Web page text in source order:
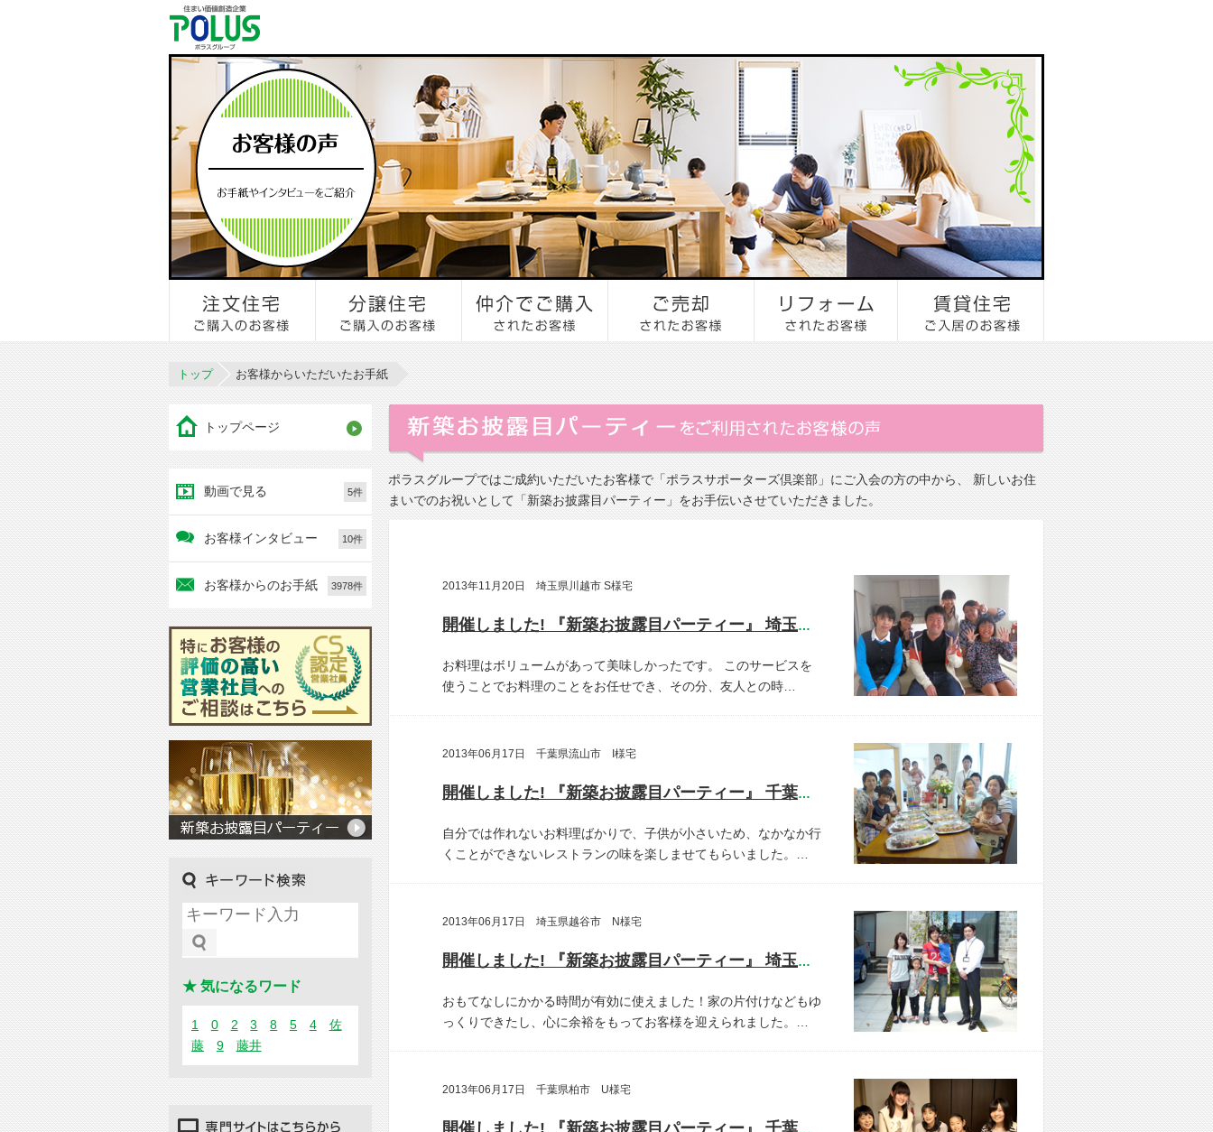
トップ お客様からいただいたお手紙
ポラスグループではご成約いただいたお客様で「ポラスサポーターズ倶楽部」にご入会の方の中から、 新しいお住
まいでのお祝いとして「新築お披露目パーティー」をお手伝いさせていただきました。
2013年11月20日 埼玉県川越市 S様宅
開催しました! 『新築お披露目パーティー』 埼玉県川越市 S様宅
お料理はボリュームがあって美味しかったです。
このサービスを
使うことでお料理のことをお任せでき、その分、友人との時…
2013年06月17日 千葉県流山市 I様宅
開催しました! 『新築お披露目パーティー』 千葉県流山市 I様宅
自分では作れないお料理ばかりで、子供が小さいため、なかなか行
くことができないレストランの味を楽しませてもらいました。…
2013年06月17日 埼玉県越谷市 N様宅
開催しました! 『新築お披露目パーティー』 埼玉県越谷市 N様宅
おもてなしにかかる時間が有効に使えました！家の片付けなどもゆ
っくりできたし、心に余裕をもってお客様を迎えられました。…
2013年06月17日 千葉県柏市 U様宅
トップページ
動画で見る 5件
お客様インタビュー 10件
お客様からのお手紙 3978件
★ 気になるワード
1 0 2 3 8 5 4
佐
藤
9 藤井